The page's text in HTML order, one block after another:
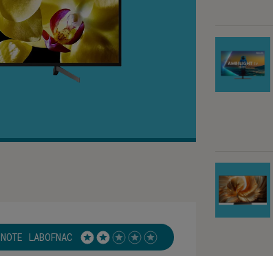
NOTE LABOFNAC Noté 2 étoiles sur 5